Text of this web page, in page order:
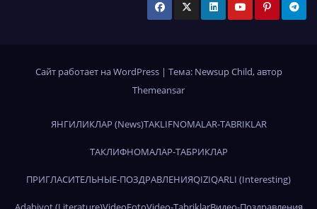
Сайт работает на WordPress | Тема: Newsup Child, автор
Themeansar
ЯНГИЛИКЛАР (News)TAKLIFNOMALAR-TABRIKLAR
ТАКЛИФНОМАЛАР-ТАБРИКЛАР
ПРИГЛАСИТЕЛЬНЫЕ-ПОЗДРАВЛЕНИЯQIZIQARLI (Interesting)